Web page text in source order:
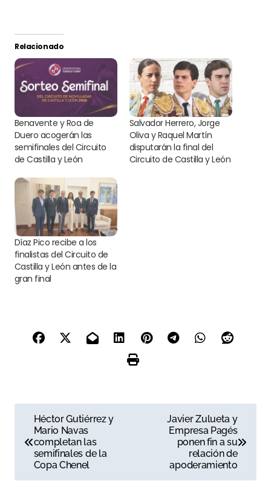
Relacionado
Benavente y Roa de
Duero acogerán las
semifinales del Circuito
de Castilla y León
Salvador Herrero, Jorge
Oliva y Raquel Martín
disputarán la final del
Circuito de Castilla y León
Díaz Pico recibe a los
finalistas del Circuito de
Castilla y León antes de la
gran final
a
Héctor Gutiérrez y
Mario Navas
completan las
semifinales de la
Copa Chenel
Javier Zulueta y
Empresa Pagés
ponen fin a su
relación de
apoderamiento